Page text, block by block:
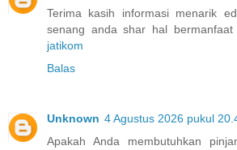
Terima kasih informasi menarik
senang anda shar hal
jatikom
Balas
Unknown 4 Agustus 2026 pukul
Apakah Anda membutuhkan